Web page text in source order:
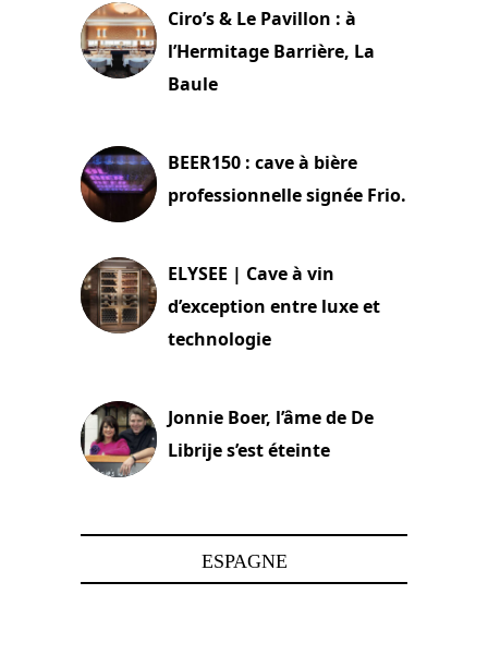
Ciro’s & Le Pavillon : à
l’Hermitage Barrière, La
Baule
BEER150 : cave à bière
professionnelle signée Frio.
ELYSEE | Cave à vin
d’exception entre luxe et
technologie
Jonnie Boer, l’âme de De
Librije s’est éteinte
ESPAGNE